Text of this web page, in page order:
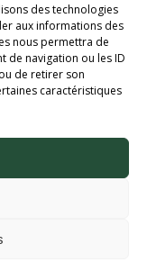
des technologies
aux informations des
nous permettra de
de navigation ou les ID
de retirer son
caractéristiques
réservés.